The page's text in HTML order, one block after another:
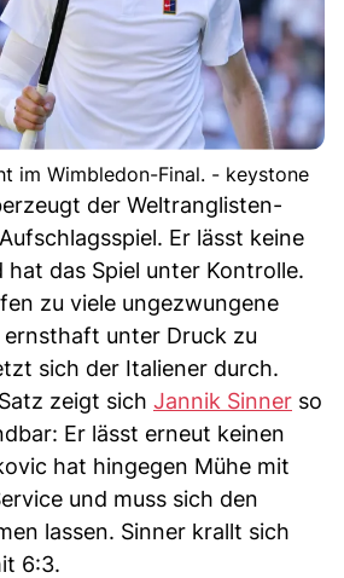
im Wimbledon-Final. - keystone
der Weltranglisten-
Er lässt keine
hat das Spiel unter Kontrolle.
zu viele ungezwungene
ernsthaft unter Druck zu
sich der Italiener durch.
zeigt sich Jannik Sinner so
Er lässt erneut keinen
hat hingegen Mühe mit
und muss sich den
lassen. Sinner krallt sich
6:3.